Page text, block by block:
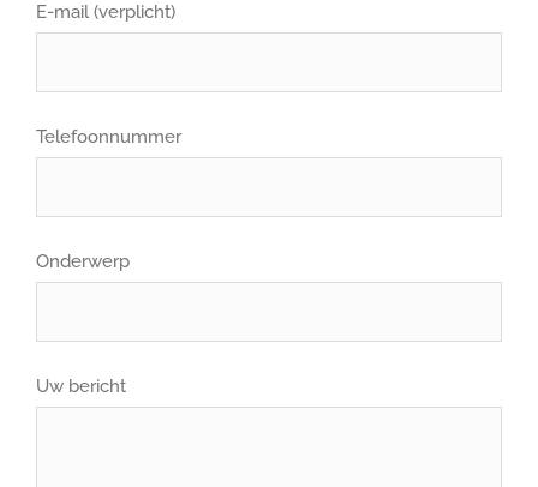
E-mail (verplicht)
Telefoonnummer
Onderwerp
Uw bericht